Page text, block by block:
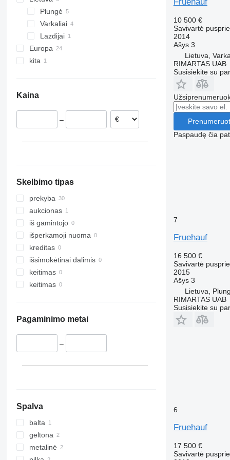
Plungė
Varkaliai
Lazdijai
Europa
Portugalija
Lenkija
kita
Kaina
–
Skelbimo tipas
prekyba
aukcionas
iš gamintojo
išperkamoji nuoma
kreditas
išsimokėtinai dalimis
keitimas
keitimas
Pagaminimo metai
–
Spalva
balta
geltona
metalinė
10 500 €
Savivartė
2014
Ašys 3
Lietuva,
RIMARTAS UAB
Susisiekite su
Paspaudę čia
7
Fruehauf
16 500 €
Savivartė
2015
Ašys 3
Lietuva,
RIMARTAS UAB
Susisiekite su
6
Fruehauf
17 500 €
Savivartė